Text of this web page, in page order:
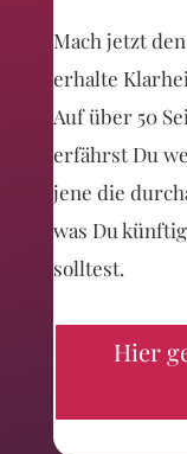
Mach jetzt den
erhalte
Auf über 50
erfährst Du
jene die
was Du
solltest.
Hier